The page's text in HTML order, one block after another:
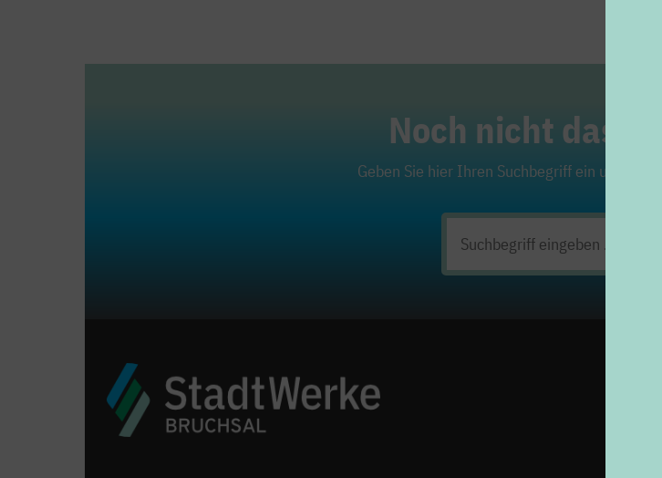
Noch nicht das
Geben Sie hier Ihren Suchbegriff ein und
Suchen
nach: